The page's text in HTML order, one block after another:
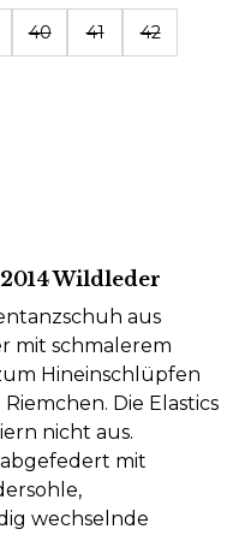
40 41 42
Wildleder
aus
mit schmalerem
Hineinschlüpfen
Die Elastics
nicht aus.
mit
wechselnde